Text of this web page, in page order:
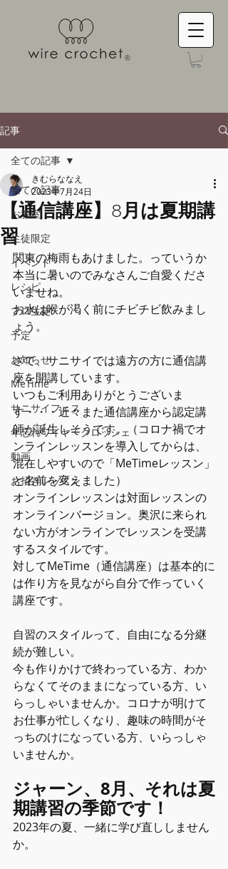
記事
全ての記事
お教室
生徒限定
イベント
レシピ
プロ生徒
予定
お知らせ
MeTime
サニサイフェス
年忘れワイヤークロッシェ
動画
お招きレッスン
全ての記事
【通信講座】8月は夏期講
習
きむらななえ
2023年7月24日
関東の梅雨もあけました。っていうか
本当に暑いのでみなさんご自愛くださ
いませね。
お水は喉が渇く前にチビチビ飲みまし
ょう。
さて、サニサイでは遠方の方に通信講
座を開講しています。
いつもご利用ありがとうございま
す・・・近々また通信講座から認定講
師が誕生しそうです。（コロナ禍でオ
ンラインレッスンを導入してからは、
混在しやすいので「MeTimeレッスン」
と名前を変えました）
オンラインレッスンは対面レッスンの
オンラインバージョン。奥沢に来られ
ない方がオンラインでレッスンを受講
するスタイルです。
対してMeTime（通信講座）は基本的に
は作り方を見ながら自分で作っていく
講座です。
自習のスタイルって、自由になる分継
続が難しい。
今も作りかけで終わっている方、わか
らなくてそのままになっている方、い
らっしゃいませんか。コロナが明けて
お仕事が忙しくなり、趣味の時間がそ
っちのけになっている方、いらっしゃ
いませんか。
ジャーン、8月、それは夏
期講習の季節です！
2023年の夏、一緒に学び直ししません
か。